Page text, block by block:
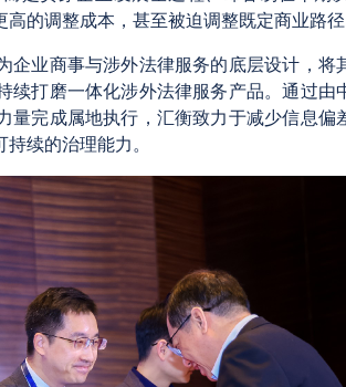
的调整成本，甚至被迫调整既定商业路径
企业商事与涉外法律服务的底层设计，将
打磨一体化涉外法律服务产品。通过由
量完成属地执行，汇衡致力于减少信息偏
续的治理能力。